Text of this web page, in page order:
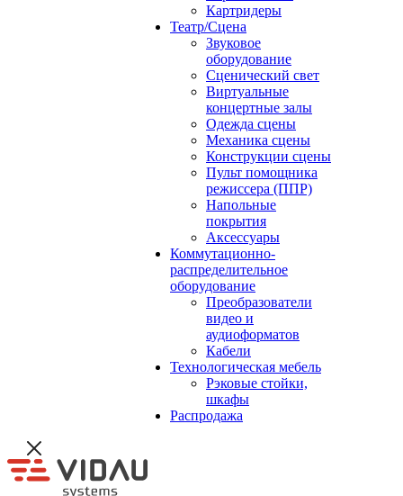
Картридеры
Театр/Сцена
Звуковое
оборудование
Сценический свет
Виртуальные
концертные залы
Одежда сцены
Механика сцены
Конструкции сцены
Пульт помощника
режиссера (ППР)
Напольные
покрытия
Аксессуары
Коммутационно-
распределительное
оборудование
Преобразователи
видео и
аудиоформатов
Кабели
Технологическая мебель
Рэковые стойки,
шкафы
Распродажа